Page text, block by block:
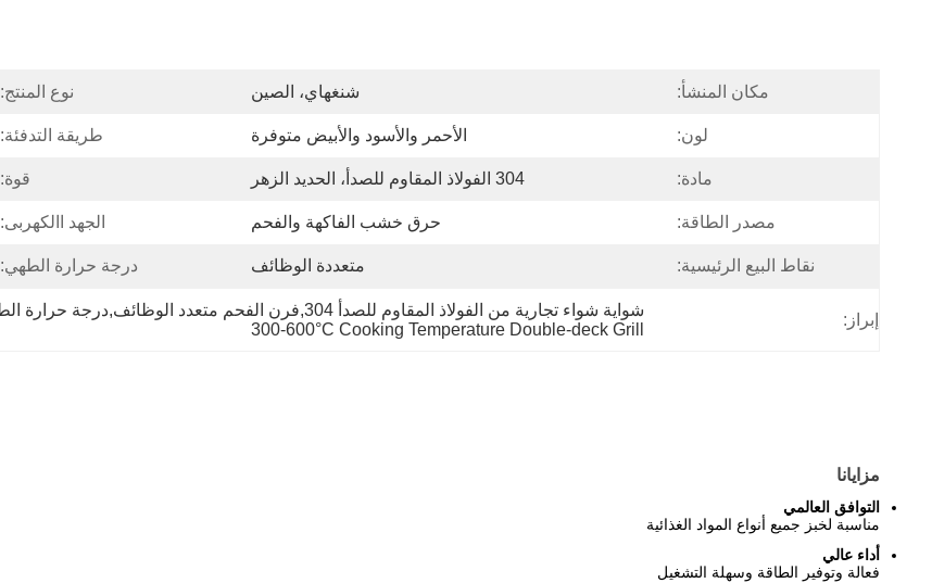
مكان المنشأ: شنغهاي، الصين نوع المنتج:
لون: الأحمر والأسود والأبيض متوفرة طريقة التدفئة:
مادة: 304 الفولاذ المقاوم للصدأ، الحديد الزهر قوة:
مصدر الطاقة: حرق خشب الفاكهة والفحم الجهد االكهربى:
نقاط البيع الرئيسية: متعددة الوظائف درجة حرارة الطهي:
إبراز:
شواية شواء تجارية من الفولاذ المقاوم للصدأ 304,فرن الفحم متعدد الوظائف,درجة حرارة الطبخ 300-600 درجة مئوية
300-600°C Cooking Temperature Double-deck Grill
مزايانا
التوافق العالمي
مناسبة لخبز جميع أنواع المواد الغذائية
أداء عالي
فعالة وتوفير الطاقة وسهلة التشغيل